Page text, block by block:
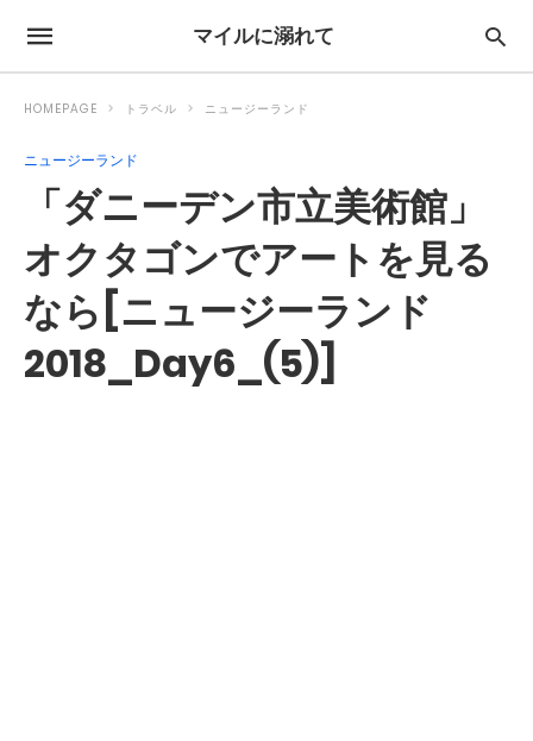
マイルに溺れて
HOMEPAGE トラベル ニュージーランド
ニュージーランド
「ダニーデン市立美術館」
オクタゴンでアートを見る
なら[ニュージーランド
2018_Day6_(5)]